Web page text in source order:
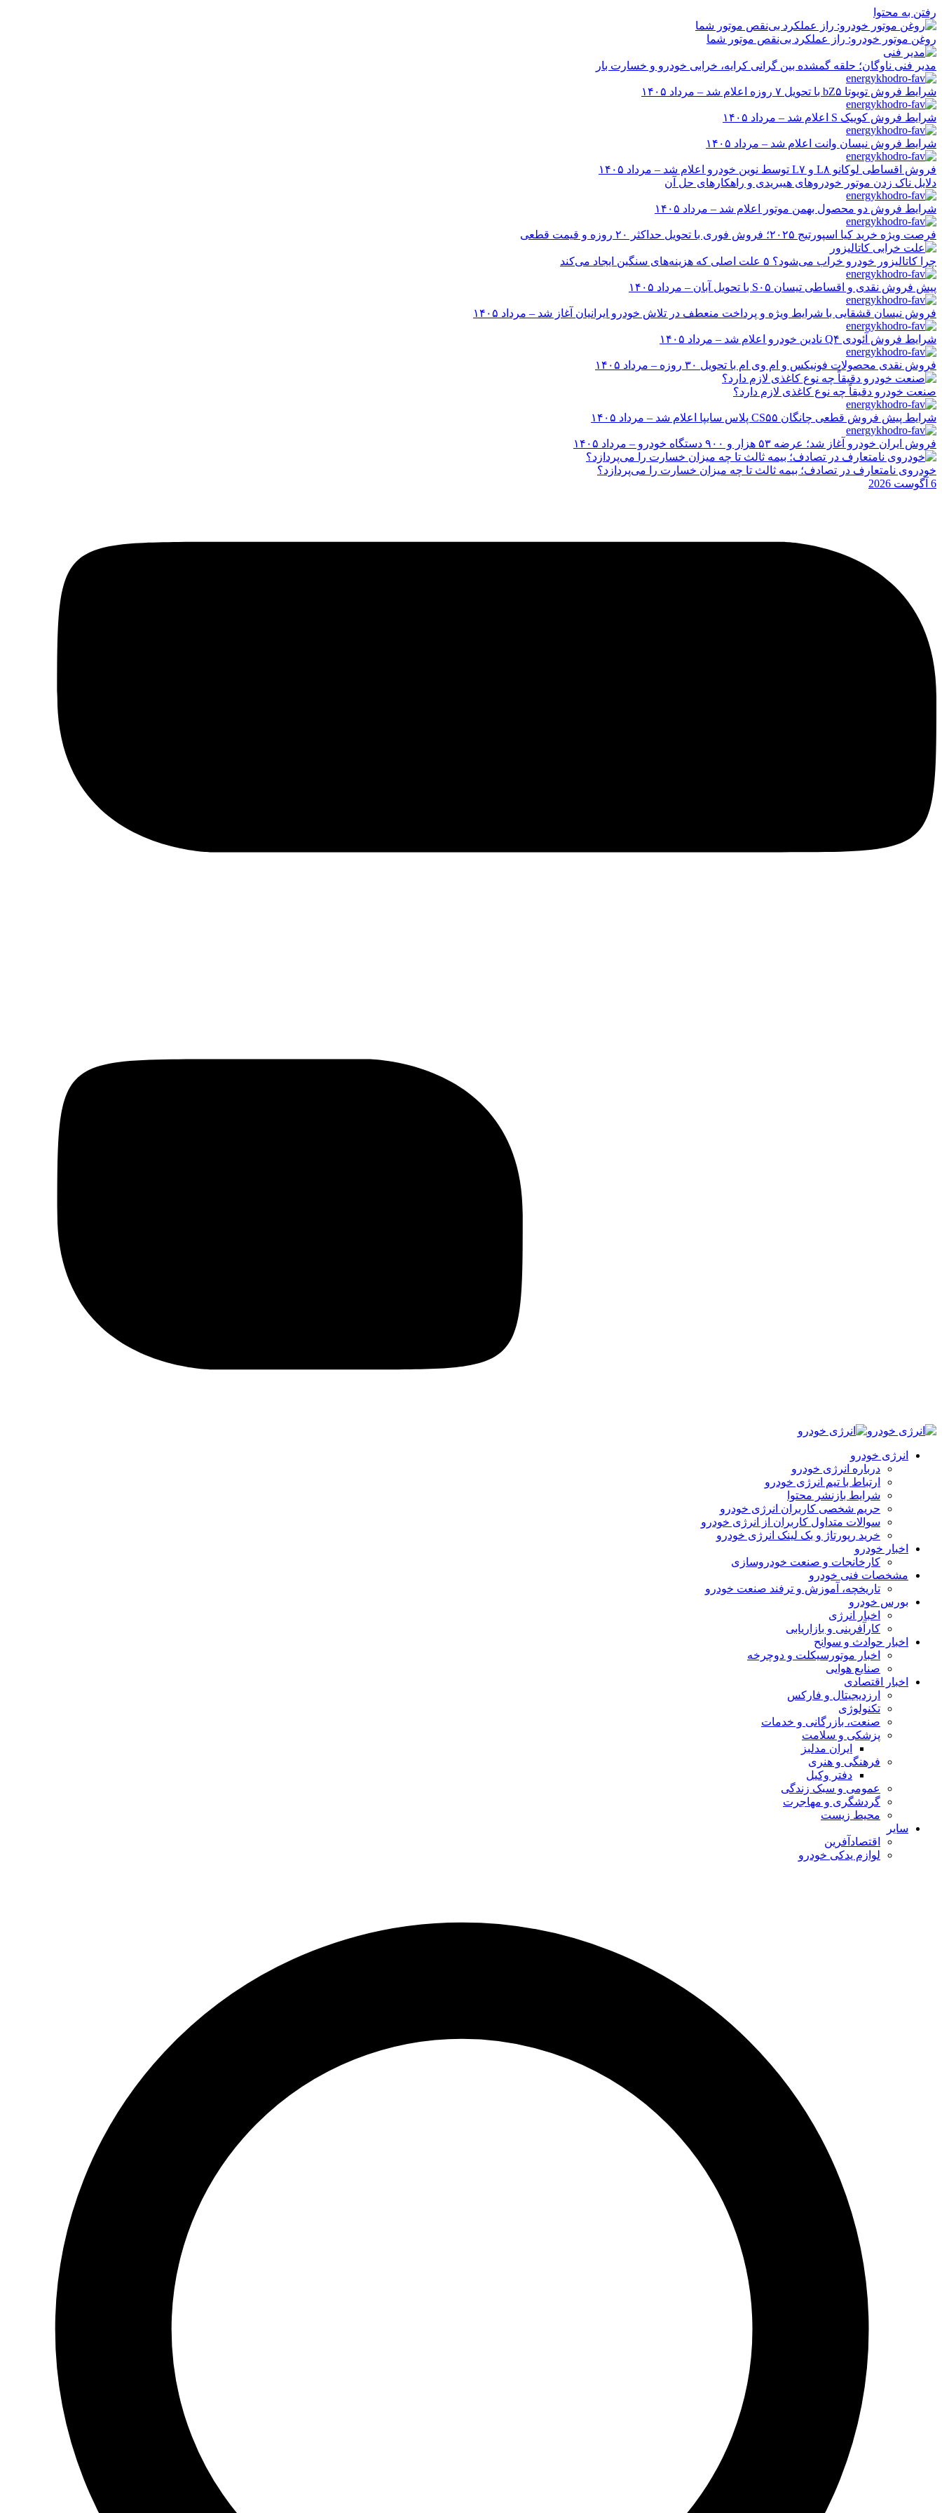
رفتن به محتوا
روغن موتور خودرو: راز عملکرد بی‌نقص موتور شما
مدیر فنی ناوگان؛ حلقه گمشده بین گرانی کرایه، خرابی خودرو و خسارت بار
شرایط فروش تویوتا bZ۵ با تحویل ۷ روزه اعلام شد – مرداد ۱۴۰۵
شرایط فروش کوییک S اعلام شد – مرداد ۱۴۰۵
شرایط فروش نیسان وانت اعلام شد – مرداد ۱۴۰۵
فروش اقساطی لوکانو L۸ و L۷ توسط نوین خودرو اعلام شد – مرداد ۱۴۰۵
دلایل ناک زدن موتور خودروهای هیبریدی و راهکارهای حل آن
شرایط فروش دو محصول بهمن موتور اعلام شد – مرداد ۱۴۰۵
فرصت ویژه خرید کیا اسپورتیج ۲۰۲۵؛ فروش فوری با تحویل حداکثر ۲۰ روزه و قیمت قطعی
چرا کاتالیزور خودرو خراب می‌شود؟ ۵ علت اصلی که هزینه‌های سنگین ایجاد می‌کند
پیش فروش نقدی و اقساطی تیسان S۰۵ با تحویل آبان – مرداد ۱۴۰۵
فروش نیسان قشقایی با شرایط ویژه و پرداخت منعطف در تلاش خودرو ایرانیان آغاز شد – مرداد ۱۴۰۵
شرایط فروش آئودی Q۴ نادین خودرو اعلام شد – مرداد ۱۴۰۵
فروش نقدی محصولات فونیکس و ام وی ام با تحویل ۳۰ روزه – مرداد ۱۴۰۵
صنعت خودرو دقیقاً چه نوع کاغذی لازم دارد؟
شرایط پیش فروش قطعی چانگان CS۵۵ پلاس سایپا اعلام شد – مرداد ۱۴۰۵
فروش ایران خودرو آغاز شد؛ عرضه ۵۳ هزار و ۹۰۰ دستگاه خودرو – مرداد ۱۴۰۵
خودروی نامتعارف در تصادف؛ بیمه ثالث تا چه میزان خسارت را می‌پردازد؟
6 آگوست 2026
انرژی خودرو
درباره انرژی خودرو
ارتباط با تیم انرژی خودرو
شرایط بازنشر محتوا
حریم شخصی کاربران انرژی خودرو
سوالات متداول کاربران از انرژی خودرو
خرید رپورتاژ و بک لینک انرژی خودرو
اخبار خودرو
کارخانجات و صنعت خودروسازی
مشخصات فنی خودرو
تاریخچه، آموزش و ترفند صنعت خودرو
بورس خودرو
اخبار انرژی
کارآفرینی و بازاریابی
اخبار حوادث و سوانح
اخبار موتورسیکلت و دوچرخه
صنایع هوایی
اخبار اقتصادی
ارزدیجیتال و فارکس
تکنولوژی
صنعت، بازرگانی و خدمات
پزشکی و سلامت
ایران مدلبز
فرهنگی و هنری
دفتر وکیل
عمومی و سبک زندگی
گردشگری و مهاجرت
محیط زیست
سایر
اقتصادآفرین
لوازم یدکی خودرو